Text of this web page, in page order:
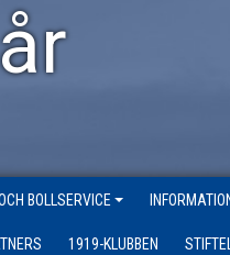
BOLLSERVICE
1919-KLUBBEN